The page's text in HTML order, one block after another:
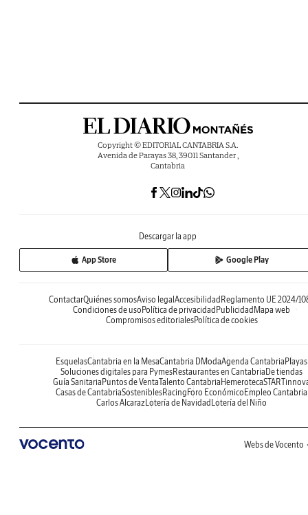
Copyright © EDITORIAL CANTABRIA S.A.
Avenida de Parayas 38, 39011 Santander ,
Cantabria
Descargar la app
App Store Google Play
ContactarQuiénes somosAviso legalAccesibilidadReglamento UE 2024/
Condiciones de usoPolítica de privacidadPublicidadMapa web
Compromisos editorialesPolítica de cookies
EsquelasCantabria en la MesaCantabria DModaAgenda CantabriaPlayas
Soluciones digitales para PymesRestaurantes en CantabriaDe tiendas
Guía SanitariaPuntos de VentaTalento CantabriaHemeroteca
Casas de CantabriaSosteniblesRacingForo EconómicoEmpleo Cantabria
Carlos AlcarazLotería de NavidadLotería del Niño
Webs de Vocento